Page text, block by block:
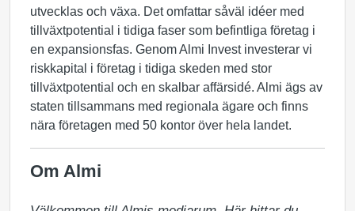
utvecklas och växa. Det omfattar såväl idéer med
tillväxtpotential i tidiga faser som befintliga företag i
en expansionsfas. Genom Almi Invest investerar vi
riskkapital i företag i tidiga skeden med stor
tillväxtpotential och en skalbar affärsidé. Almi ägs av
staten tillsammans med regionala ägare och finns
nära företagen med 50 kontor över hela landet.
Om Almi